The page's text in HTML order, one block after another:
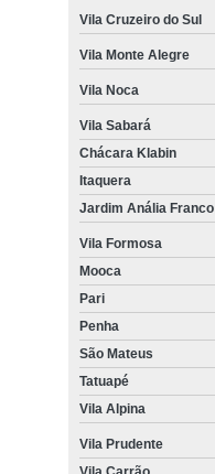
Vila Cruzeiro do Sul
Vila Monte Alegre
Vila Noca
Vila Sabará
Chácara Klabin
Itaquera
Jardim Anália Franco
Vila Formosa
Mooca
Pari
Penha
São Mateus
Tatuapé
Vila Alpina
Vila Prudente